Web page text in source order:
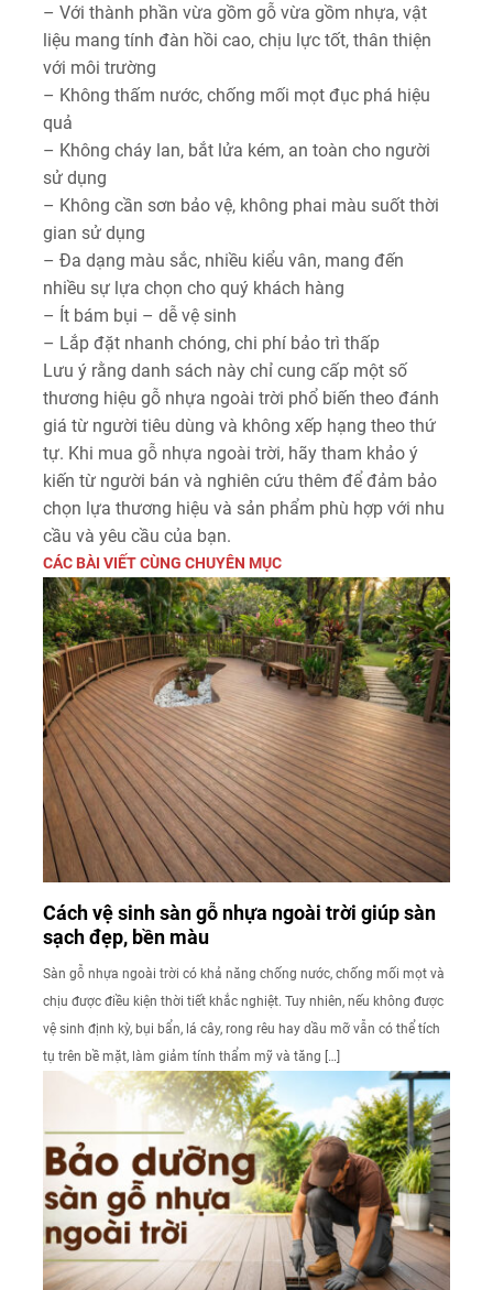
– Với thành phần vừa gồm gỗ vừa gồm nhựa, vật
liệu mang tính đàn hồi cao, chịu lực tốt, thân thiện
với môi trường
– Không thấm nước, chống mối mọt đục phá hiệu
quả
– Không cháy lan, bắt lửa kém, an toàn cho người
sử dụng
– Không cần sơn bảo vệ, không phai màu suốt thời
gian sử dụng
– Đa dạng màu sắc, nhiều kiểu vân, mang đến
nhiều sự lựa chọn cho quý khách hàng
– Ít bám bụi – dễ vệ sinh
– Lắp đặt nhanh chóng, chi phí bảo trì thấp
Lưu ý rằng danh sách này chỉ cung cấp một số
thương hiệu gỗ nhựa ngoài trời phổ biến theo đánh
giá từ người tiêu dùng và không xếp hạng theo thứ
tự. Khi mua gỗ nhựa ngoài trời, hãy tham khảo ý
kiến từ người bán và nghiên cứu thêm để đảm bảo
chọn lựa thương hiệu và sản phẩm phù hợp với nhu
cầu và yêu cầu của bạn.
CÁC BÀI VIẾT CÙNG CHUYÊN MỤC
Cách vệ sinh sàn gỗ nhựa ngoài trời giúp sàn
sạch đẹp, bền màu
Sàn gỗ nhựa ngoài trời có khả năng chống nước, chống mối mọt và
chịu được điều kiện thời tiết khắc nghiệt. Tuy nhiên, nếu không được
vệ sinh định kỳ, bụi bẩn, lá cây, rong rêu hay dầu mỡ vẫn có thể tích
tụ trên bề mặt, làm giảm tính thẩm mỹ và tăng […]